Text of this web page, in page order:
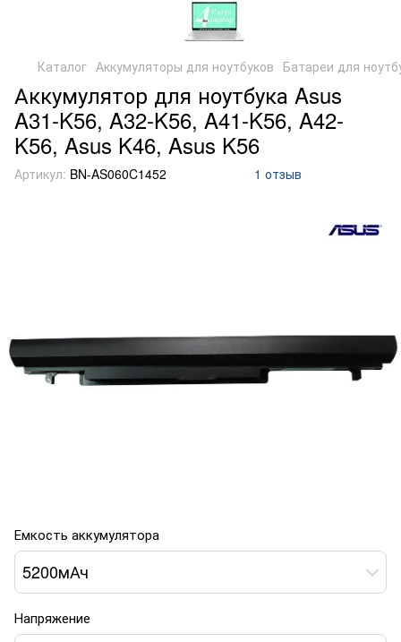
Каталог Аккумуляторы для ноутбуков Батареи для
Аккумулятор для ноутбука Asus
A31-K56, A32-K56, A41-K56, A42-
K56, Asus K46, Asus K56
Артикул: BN-AS060C1452 1 отзыв
Емкость аккумулятора
5200мАч
Напряжение